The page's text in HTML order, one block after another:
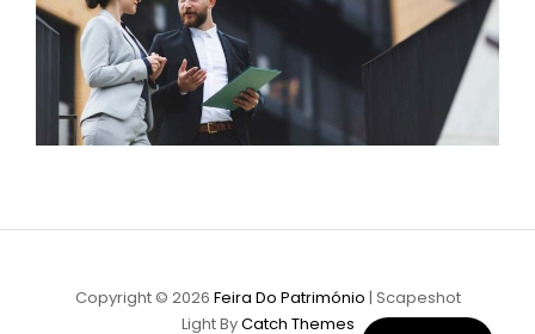
Copyright © 2026 Feira Do Património | Scapeshot
Light ByCatch Themes